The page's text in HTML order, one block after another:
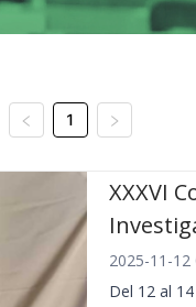
1
XXXVI
2025-11-12
Del 12 al